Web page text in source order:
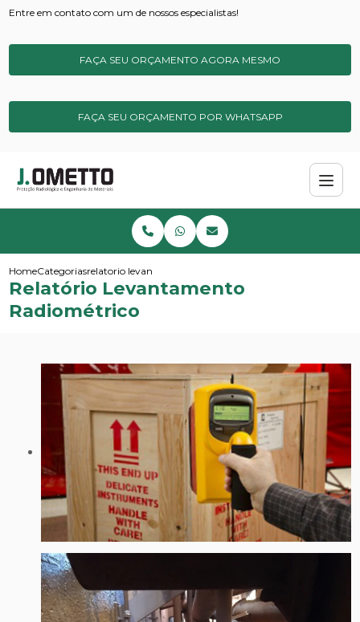
Entre em contato com um de nossos especialistas!
FAÇA SEU ORÇAMENTO AGORA MESMO
FAÇA SEU ORÇAMENTO POR WHATSAPP
HomeCategoriasrelatorio levantamento radiometrico
Relatório Levantamento
Radiométrico